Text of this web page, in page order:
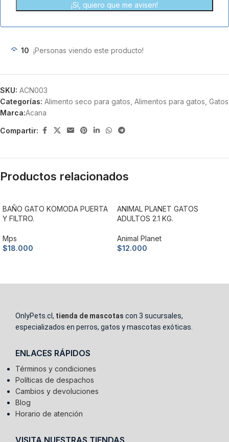
¡Sí, quiero que me avisen!
10 ¡Personas viendo este producto!
SKU: ACN003
Categorías: Alimento seco para gatos Alimentos para gatos Gatos
Marca:Acana
Compartir:
Productos relacionados
BAÑO GATO KOMODA PUERTA
Y FILTRO.
Mps
$18.000
ANIMAL PLANET GATOS
ADULTOS 2.1 KG.
Animal Planet
$12.000
OnlyPets.cl, tienda de mascotas con 3 sucursales,
especializados en perros, gatos y mascotas exóticas.
ENLACES RÁPIDOS
Términos y condiciones
Políticas de despachos
Cambios y devoluciones
Blog
Horario de atención
VISITA NUESTRAS TIENDAS